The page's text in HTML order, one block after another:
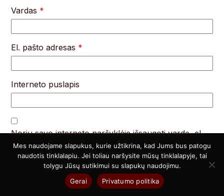
Vardas *
El. pašto adresas *
Interneto puslapis
Noriu savo interneto naršyklėje išsaugoti vardą, el.
pašto adresą ir interneto puslapį, kad jų nebereiktų
įvesti iš naujo, kai kitą kartą vėl norėsiu parašyti
komentarą.
Mes naudojame slapukus, kurie užtikrina, kad Jums bus patogu
naudotis tinklalapiu. Jei toliau naršysite mūsų tinklalapyje, tai
tolygu Jūsų sutikimui su slapukų naudojimu.
Gerai
Privatumo politika